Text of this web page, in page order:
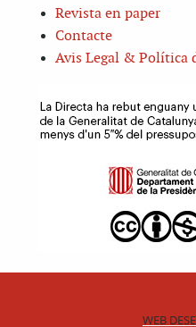
Revista en paper
Contacte
Avis Legal & Política
WEB